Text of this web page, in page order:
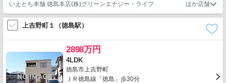
いえとち本舗 徳島本店(株)グリーンエナジー・ライフ
上吉野町１（徳島駅）
2898万円
4LDK
徳島市上吉野町
ＪＲ徳島線「徳島」歩30分